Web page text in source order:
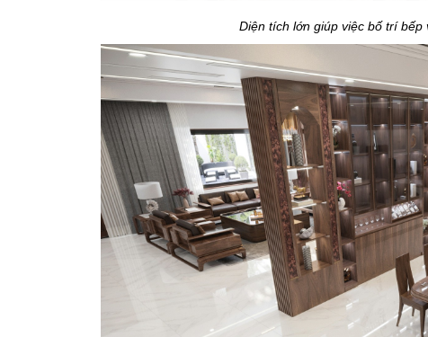
Diện tích lớn giúp việc bố trí bếp